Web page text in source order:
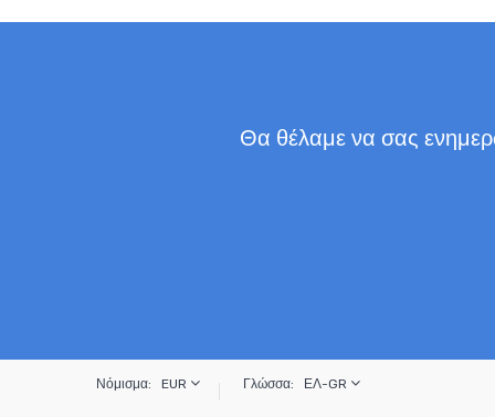
Θα θέλαμε να σας
Νόμισμα: EUR Γλώσσα: ΕΛ-GR